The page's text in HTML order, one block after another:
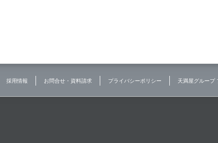
採用情報 お問合せ・資料請求 プライバシーポリシー 天満屋グループ